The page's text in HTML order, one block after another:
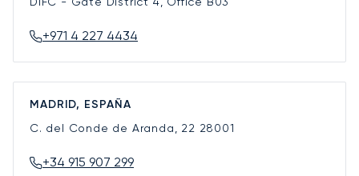
+971 4 227 4434
MADRID, ESPAÑA
C. del Conde de Aranda, 22 28001
+34 915 907 299